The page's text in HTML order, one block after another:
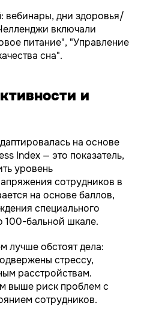
: вебинары, дни здоровья/
включали
питание", "Управление
сна".
и
на основе
Index — это показатель,
уровень
сотрудников в
на основе баллов,
специального
100-бальной шкале.
лучше обстоят дела:
стрессу,
расстройствам.
выше риск проблем с
сотрудников.